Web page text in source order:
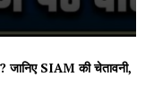
जानिए SIAM की चेतावनी,